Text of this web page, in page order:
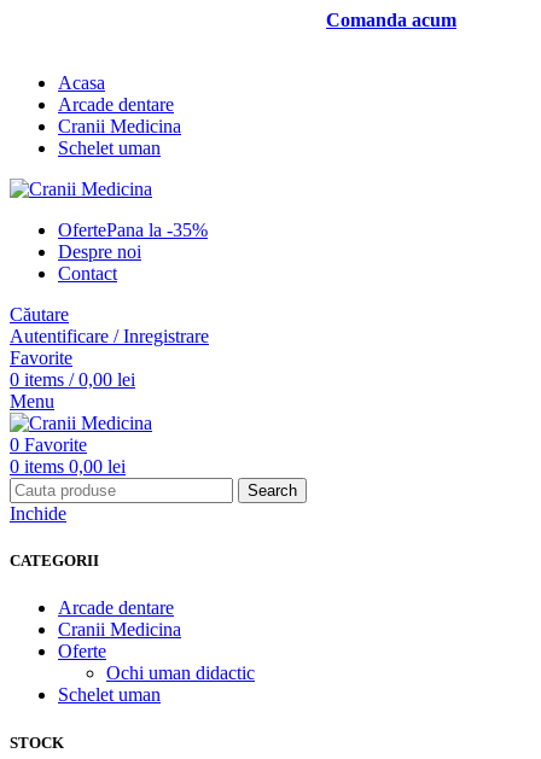
Comanda acum
Acasa
Arcade dentare
Cranii Medicina
Schelet uman
OfertePana la -35%
Despre noi
Contact
Căutare
Autentificare / Inregistrare
Favorite
0 items / 0,00 lei
Menu
0 Favorite
0 items 0,00 lei
Search
Inchide
CATEGORII
Arcade dentare
Cranii Medicina
Oferte
Ochi uman didactic
Schelet uman
STOCK